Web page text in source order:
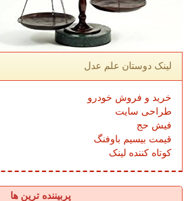
لینک دوستان علم عدل
خرید و فروش خودرو
طراحی سایت
فیش حج
قیمت بیسیم باوفنگ
کوتاه کننده لینک
پربیننده ترین ها